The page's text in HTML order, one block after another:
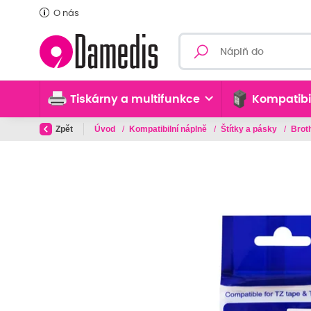
O nás
Tiskárny a multifunkce
Zpět Úvod / Kompatibilní náplně / Štítky a pásky /